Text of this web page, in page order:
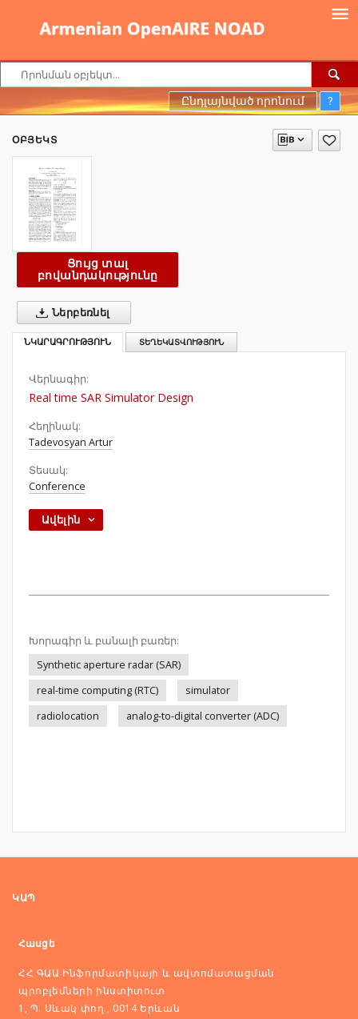
Ընդլայնված որոնում ?
ՕԲՅԵԿՏ
Ցույց տալ
բովանդակությունը
Ներբեռնել
ՆԿԱՐԱԳՐՈՒԹՅՈՒՆ ՏԵՂԵԿԱՏՎՈՒԹՅՈՒՆ
Վերնագիր:
Real time SAR Simulator Design
Հեղինակ:
Tadevosyan Artur
Տեսակ:
Conference
Ավելին
Խորագիր և բանալի բառեր:
Synthetic aperture radar (SAR)
real-time computing (RTC)
simulator
radiolocation
analog-to-digital converter (ADC)
ԿԱՊ
Հասցե
ՀՀ ԳԱԱ Ինֆորմատիկայի և ավտոմատացման
պրոբլեմների ինստիտուտ
1, Պ. Սևակ փող., 0014 Երևան